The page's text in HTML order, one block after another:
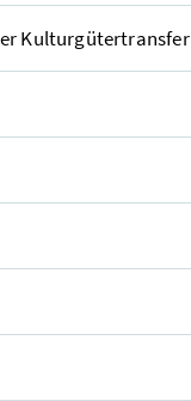
Kulturgütertransfer